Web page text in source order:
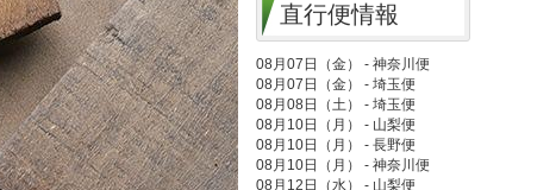
直行便情報
08月07日（金） - 神奈川便
08月07日（金） - 埼玉便
08月08日（土） - 埼玉便
08月10日（月） - 山梨便
08月10日（月） - 長野便
08月10日（月） - 神奈川便
08月12日（水） - 山梨便